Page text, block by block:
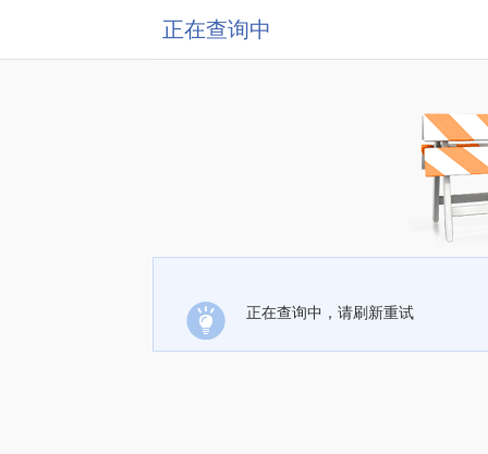
正在查询中
正在查询中，请刷新重试